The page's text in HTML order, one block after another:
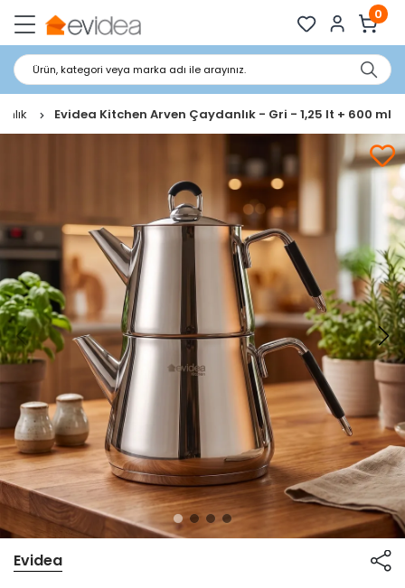
0
Ürün, kategori veya marka adı ile arayınız.
Evidea Kitchen Arven Çaydanlık - Gri - 1,25 lt + 600 ml
Evidea